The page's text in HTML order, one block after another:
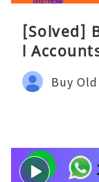
[Solved]
l
Buy